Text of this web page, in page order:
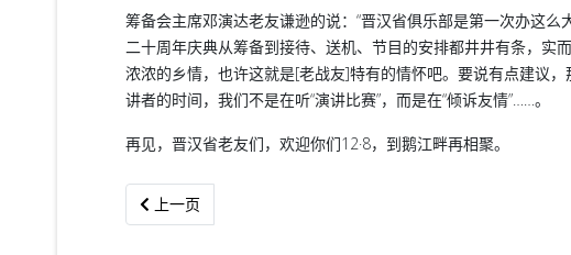
筹备会主席邓演达老友谦逊的说：“晋汉省俱乐部是第一次办这
二十周年庆典从筹备到接待、送机、节目的安排都井井有条，
浓浓的乡情，也许这就是[老战友]特有的情怀吧。要说有点建议
讲者的时间，我们不是在听“演讲比赛”，而是在“倾诉友情”……。
再见，晋汉省老友们，欢迎你们12·8，到鹅江畔再相聚。
上一篇文章: 数百友会老友将參加中区友协15周年庆典
上一页